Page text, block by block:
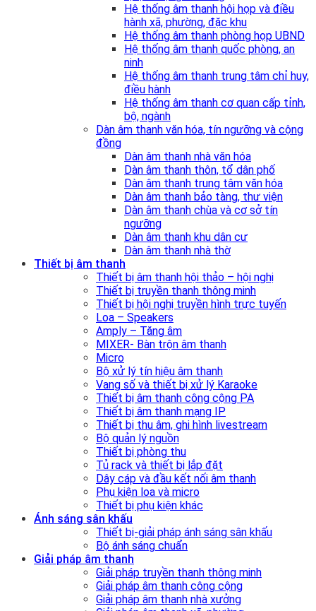
Hệ thống âm thanh hội họp và điều
hành xã, phường, đặc khu
Hệ thống âm thanh phòng họp UBND
Hệ thống âm thanh quốc phòng, an
ninh
Hệ thống âm thanh trung tâm chỉ huy,
điều hành
Hệ thống âm thanh cơ quan cấp tỉnh,
bộ, ngành
Dàn âm thanh văn hóa, tín ngưỡng và cộng
đồng
Dàn âm thanh nhà văn hóa
Dàn âm thanh thôn, tổ dân phố
Dàn âm thanh trung tâm văn hóa
Dàn âm thanh bảo tàng, thư viện
Dàn âm thanh chùa và cơ sở tín
ngưỡng
Dàn âm thanh khu dân cư
Dàn âm thanh nhà thờ
Thiết bị âm thanh
Thiết bị âm thanh hội thảo – hội nghị
Thiết bị truyền thanh thông minh
Thiết bị hội nghị truyền hình trực tuyến
Loa – Speakers
Amply – Tăng âm
MIXER- Bàn trộn âm thanh
Micro
Bộ xử lý tín hiệu âm thanh
Vang số và thiết bị xử lý Karaoke
Thiết bị âm thanh công cộng PA
Thiết bị âm thanh mạng IP
Thiết bị thu âm, ghi hình livestream
Bộ quản lý nguồn
Thiết bị phòng thu
Tủ rack và thiết bị lắp đặt
Dây cáp và đầu kết nối âm thanh
Phụ kiện loa và micro
Thiết bị phụ kiện khác
Ánh sáng sân khấu
Thiết bị-giải pháp ánh sáng sân khấu
Bộ ánh sáng chuẩn
Giải pháp âm thanh
Giải pháp truyền thanh thông minh
Giải pháp âm thanh công cộng
Giải pháp âm thanh nhà xưởng